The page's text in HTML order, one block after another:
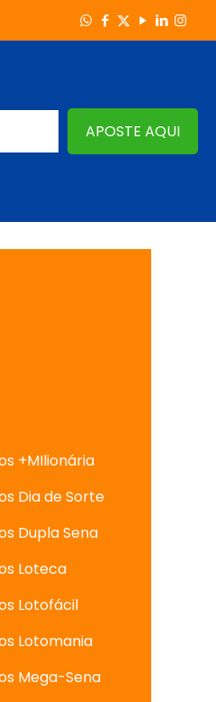
APOSTE AQUI
+MIlionária
Dia de Sorte
Dupla Sena
Loteca
Lotofácil
Lotomania
Mega-Sena